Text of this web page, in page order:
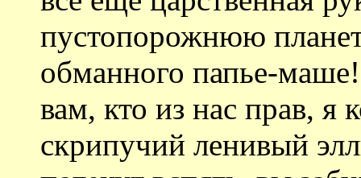
пустопорожнюю
обманного папье-
вам, кто из нас прав, я
скрипучий ленивый